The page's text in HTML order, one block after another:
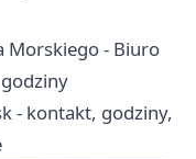
Morskiego - Biuro
- kontakt, godziny,